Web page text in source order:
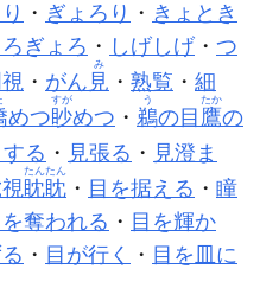
・ ぎょろり ・ きょとき
ぎょろ ・ しげしげ ・ つ
・ がん 見
み
・ 熟覧 ・ 細
めつ眇
すが
めつ ・ 鵜
う
の目 鷹
たか
の
する ・ 見張る ・ 見澄ま
眈眈
たんたん
・ 目を据える ・ 瞳
を奪われる ・ 目を輝か
・ 目が行く ・ 目を皿に